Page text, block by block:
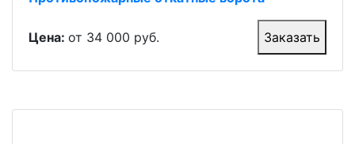
Цена: от 34 000 руб. Заказать